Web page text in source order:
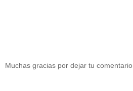
Muchas gracias por dejar tu comentario